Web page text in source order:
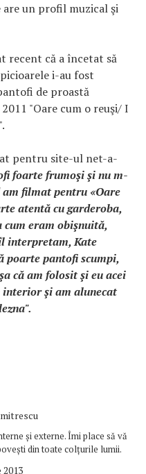
are un profil muzical şi
recent că a încetat să
i-au fost
de proastă
"Oare cum o reuşi/ I
pentru site-ul net-a-
foarte frumoşi şi nu m-
filmat pentru «Oare
atentă cu garderoba,
cum eram obişnuită,
interpretam, Kate
poarte pantofi scumpi,
că am folosit şi eu acei
interior şi am alunecat
și externe. Îmi place să vă
din toate colțurile lumii.